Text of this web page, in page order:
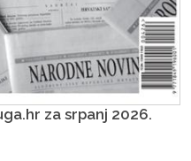
za srpanj 2026.